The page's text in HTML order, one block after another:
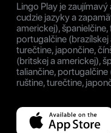
Lingo Play je
cudzie jazyky a
americkej),
portugalčine (brazílskej
turečtine, japončine,
(britskej a americkej),
taliančine, portugalčine
ruštine, turečtine,